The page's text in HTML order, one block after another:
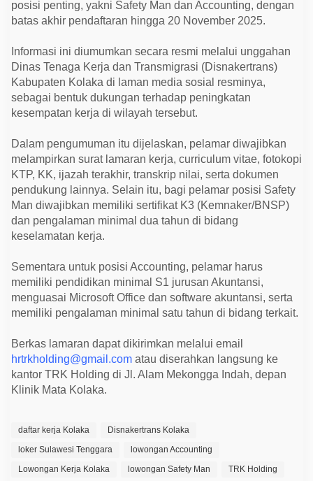
k
,
u
a
P
o
s
i
s
e
s
e
d
i
a
posisi penting, yakni Safety Man dan Accounting, dengan
batas akhir pendaftaran hingga 20 November 2025.
Informasi ini diumumkan secara resmi melalui unggahan
Dinas Tenaga Kerja dan Transmigrasi (Disnakertrans)
Kabupaten Kolaka di laman media sosial resminya,
sebagai bentuk dukungan terhadap peningkatan
kesempatan kerja di wilayah tersebut.
Dalam pengumuman itu dijelaskan, pelamar diwajibkan
melampirkan surat lamaran kerja, curriculum vitae, fotokopi
KTP, KK, ijazah terakhir, transkrip nilai, serta dokumen
pendukung lainnya. Selain itu, bagi pelamar posisi Safety
Man diwajibkan memiliki sertifikat K3 (Kemnaker/BNSP)
dan pengalaman minimal dua tahun di bidang
keselamatan kerja.
Sementara untuk posisi Accounting, pelamar harus
memiliki pendidikan minimal S1 jurusan Akuntansi,
menguasai Microsoft Office dan software akuntansi, serta
memiliki pengalaman minimal satu tahun di bidang terkait.
Berkas lamaran dapat dikirimkan melalui email
hrtrkholding@gmail.com atau diserahkan langsung ke
kantor TRK Holding di Jl. Alam Mekongga Indah, depan
Klinik Mata Kolaka.
daftar kerja Kolaka
Disnakertrans Kolaka
loker Sulawesi Tenggara
lowongan Accounting
Lowongan Kerja Kolaka
lowongan Safety Man TRK Holding